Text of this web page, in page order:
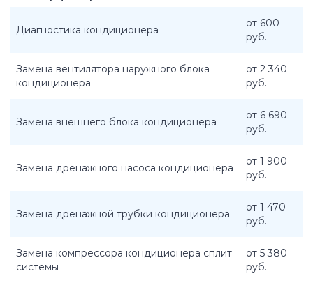
Диагностика кондиционера
от 600
руб.
Замена вентилятора наружного блока
кондиционера
от 2 340
руб.
Замена внешнего блока кондиционера
от 6 690
руб.
Замена дренажного насоса кондиционера
от 1 900
руб.
Замена дренажной трубки кондиционера
от 1 470
руб.
Замена компрессора кондиционера сплит
системы
от 5 380
руб.